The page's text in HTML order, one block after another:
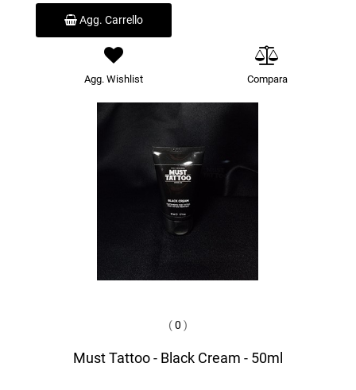
Agg. Carrello
Agg. Wishlist Compara
(0 )
Must Tattoo - Black Cream - 50ml